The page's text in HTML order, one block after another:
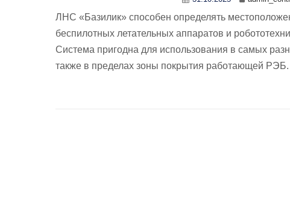
ЛНС «Базилик» способен определять
беспилотных летательных аппаратов и
Система пригодна для использования в самых
также в пределах зоны покрытия работающей РЭБ.